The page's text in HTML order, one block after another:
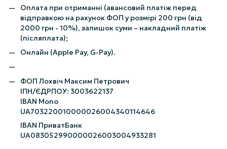
Оплата при отриманні (авансовий платіж перед
відправкою на рахунок ФОП у розмірі 200 грн (від
2000 грн - 10%), залишок суми – накладний платіж
(післяплата);
Онлайн (Apple Pay, G-Pay).
ФОП Лохвіч Максим Петрович
ІПН/ЄДРПОУ: 3003622137
IBAN Mono
UA703220010000026004340114646
IBAN ПриватБанк
UA083052990000026003004933281